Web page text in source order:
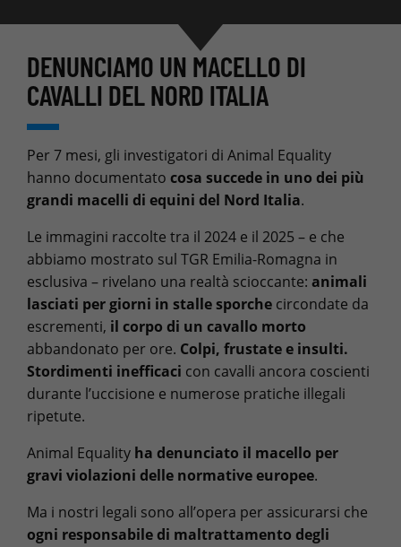
DENUNCIAMO UN MACELLO DI
CAVALLI DEL NORD ITALIA
Per 7 mesi, gli investigatori di Animal Equality
hanno documentato cosa succede in uno dei più
grandi macelli di equini del Nord Italia.
Le immagini raccolte tra il 2024 e il 2025 – e che
abbiamo mostrato sul TGR Emilia-Romagna in
esclusiva – rivelano una realtà scioccante: animali
lasciati per giorni in stalle sporche circondate da
escrementi, il corpo di un cavallo morto
abbandonato per ore. Colpi, frustate e insulti.
Stordimenti inefficaci con cavalli ancora coscienti
durante l’uccisione e numerose pratiche illegali
ripetute.
Animal Equality ha denunciato il macello per
gravi violazioni delle normative europee.
Ma i nostri legali sono all’opera per assicurarsi che
ogni responsabile di maltrattamento degli